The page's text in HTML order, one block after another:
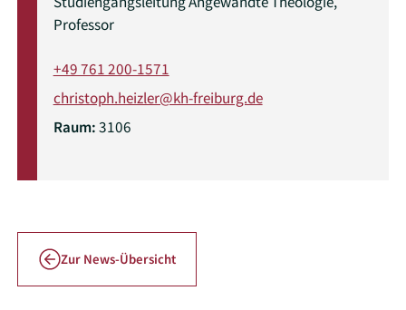
Professor
+49 761 200-1571
christoph.heizler@kh-freiburg.de
Raum:3106
Zur News-Übersicht